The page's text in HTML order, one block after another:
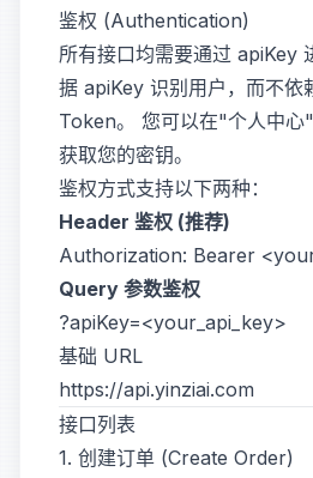
鉴权 (Authentication)
所有接口均需要通过 apiKey
据 apiKey 识别用户，而不依
Token。 您可以在"个人中
获取您的密钥。
鉴权方式支持以下两种：
Header 鉴权 (推荐)
Query 参数鉴权
基础 URL
接口列表
1. 创建订单 (Create Order)